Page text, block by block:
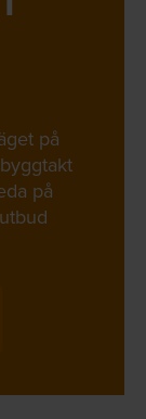
på
på